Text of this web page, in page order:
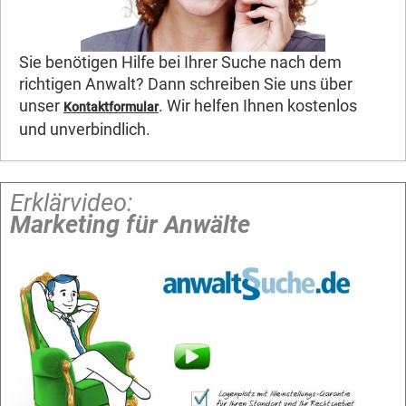
Sie benötigen Hilfe bei Ihrer Suche nach dem
richtigen Anwalt? Dann schreiben Sie uns über
unser Kontaktformular. Wir helfen Ihnen kostenlos
und unverbindlich.
Erklärvideo:
Marketing für Anwälte